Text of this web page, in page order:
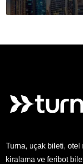
Turna, uçak bileti,
kiralama ve feribot